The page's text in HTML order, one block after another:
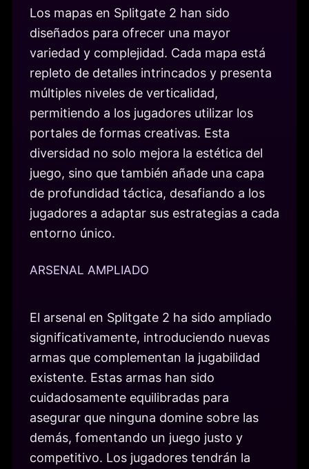
Los mapas en Splitgate 2 han sido
diseñados para ofrecer una mayor
variedad y complejidad. Cada mapa está
repleto de detalles intrincados y presenta
múltiples niveles de verticalidad,
permitiendo a los jugadores utilizar los
portales de formas creativas. Esta
diversidad no solo mejora la estética del
juego, sino que también añade una capa
de profundidad táctica, desafiando a los
jugadores a adaptar sus estrategias a cada
entorno único.
ARSENAL AMPLIADO
El arsenal en Splitgate 2 ha sido ampliado
significativamente, introduciendo nuevas
armas que complementan la jugabilidad
existente. Estas armas han sido
cuidadosamente equilibradas para
asegurar que ninguna domine sobre las
demás, fomentando un juego justo y
competitivo. Los jugadores tendrán la